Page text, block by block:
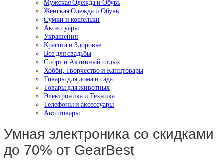
Мужская Одежда и Обувь
Женская Одежда и Обувь
Сумки и кошельки
Аксессуары
Украшения
Красота и Здоровье
Все для свадьбы
Спорт и Активный отдых
Хобби, Творчество и Канцтовары
Товары для дома и сада
Товары для животных
Электроника и Техника
Телефоны и аксессуары
Автотовары
Умная электроника со скидками
до 70% от GearBest